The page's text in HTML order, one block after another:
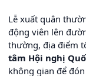
Lễ xuất quân
động viên lên
thường, địa điểm
tâm Hội nghị
không gian để